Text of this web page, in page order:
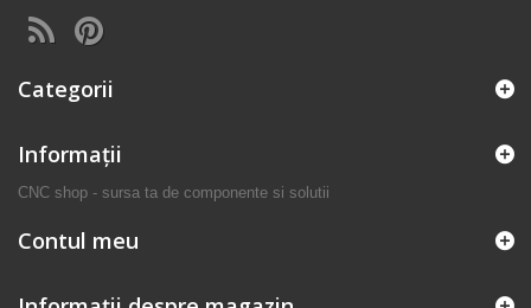
Categorii
Informaţii
CNC shop - sursa ta de componente si solutii
Contul meu